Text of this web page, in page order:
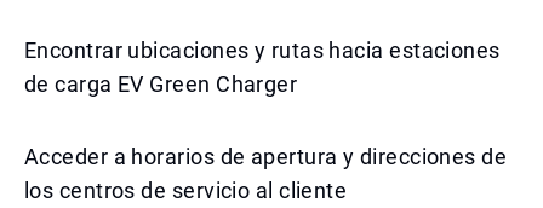
Encontrar ubicaciones y rutas hacia estaciones
de carga EV Green Charger
Acceder a horarios de apertura y direcciones de
los centros de servicio al cliente